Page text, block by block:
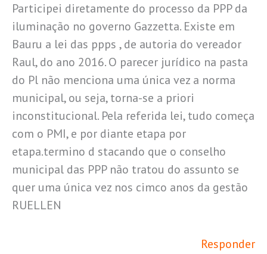
Participei diretamente do processo da PPP da
iluminação no governo Gazzetta. Existe em
Bauru a lei das ppps , de autoria do vereador
Raul, do ano 2016. O parecer jurídico na pasta
do Pl não menciona uma única vez a norma
municipal, ou seja, torna-se a priori
inconstitucional. Pela referida lei, tudo começa
com o PMI, e por diante etapa por
etapa.termino d stacando que o conselho
municipal das PPP não tratou do assunto se
quer uma única vez nos cimco anos da gestão
RUELLEN
Responder